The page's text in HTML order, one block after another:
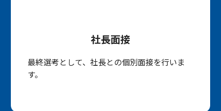
社長面接
最終選考として、社長との個別面接を行いま
す。